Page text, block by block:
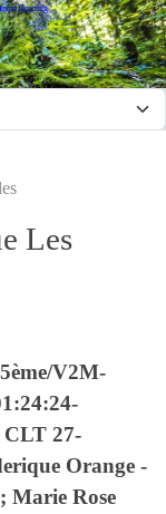
Running
Les
V2M-
CLT 27-
Orange -
Marie Rose